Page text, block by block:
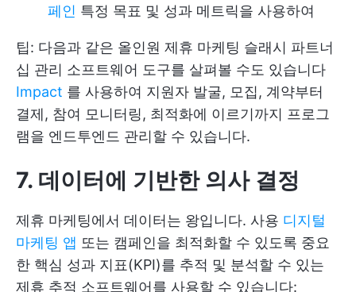
페인 특정 목표 및 성과 메트릭을 사용하여
팁: 다음과 같은 올인원 제휴 마케팅 슬래시 파트너
십 관리 소프트웨어 도구를 살펴볼 수도 있습니다
Impact 를 사용하여 지원자 발굴, 모집, 계약부터
결제, 참여 모니터링, 최적화에 이르기까지 프로그
램을 엔드투엔드 관리할 수 있습니다.
7. 데이터에 기반한 의사 결정
제휴 마케팅에서 데이터는 왕입니다. 사용 디지털
마케팅 앱 또는 캠페인을 최적화할 수 있도록 중요
한 핵심 성과 지표(KPI)를 추적 및 분석할 수 있는
제휴 추적 소프트웨어를 사용할 수 있습니다: